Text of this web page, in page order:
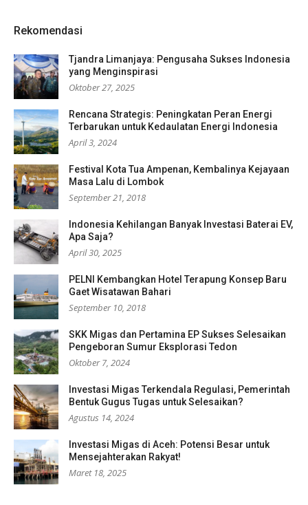
Rekomendasi
Tjandra Limanjaya: Pengusaha Sukses Indonesia
yang Menginspirasi
Oktober 27, 2025
Rencana Strategis: Peningkatan Peran Energi
Terbarukan untuk Kedaulatan Energi Indonesia
April 3, 2024
Festival Kota Tua Ampenan, Kembalinya Kejayaan
Masa Lalu di Lombok
September 21, 2018
Indonesia Kehilangan Banyak Investasi Baterai EV,
Apa Saja?
April 30, 2025
PELNI Kembangkan Hotel Terapung Konsep Baru
Gaet Wisatawan Bahari
September 10, 2018
SKK Migas dan Pertamina EP Sukses Selesaikan
Pengeboran Sumur Eksplorasi Tedon
Oktober 7, 2024
Investasi Migas Terkendala Regulasi, Pemerintah
Bentuk Gugus Tugas untuk Selesaikan?
Agustus 14, 2024
Investasi Migas di Aceh: Potensi Besar untuk
Mensejahterakan Rakyat!
Maret 18, 2025